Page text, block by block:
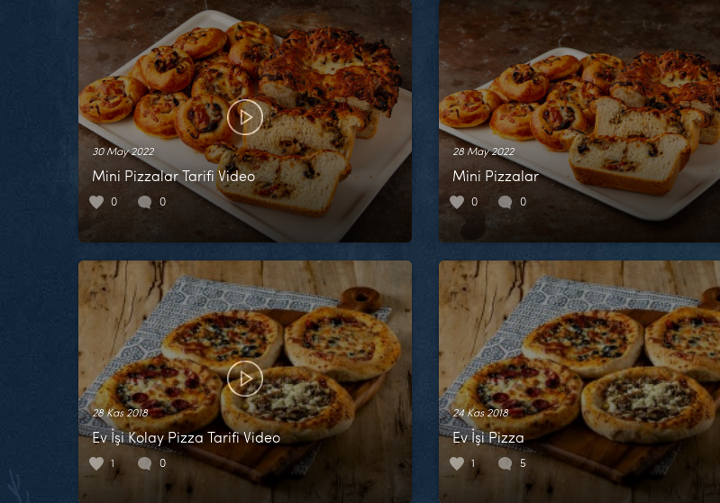
30 May 2022
Mini Pizzalar Tarifi Video
0 0
28 May 2022
Mini Pizzalar
0 0
28 Kas 2018
Ev İşi Kolay Pizza Tarifi Video
1 0
24 Kas 2018
Ev İşi Pizza
1 5